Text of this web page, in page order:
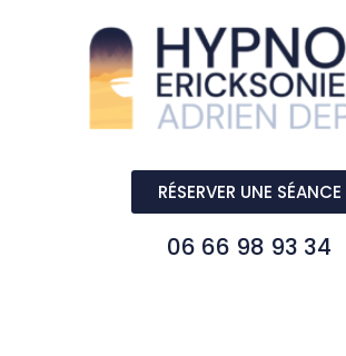
RÉSERVER UNE SÉANCE
06 66 98 93 34